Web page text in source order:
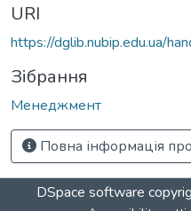
URI
https://dglib.nubip.edu.ua/
Зібрання
Менеджмент
Повна інформація
DSpace software